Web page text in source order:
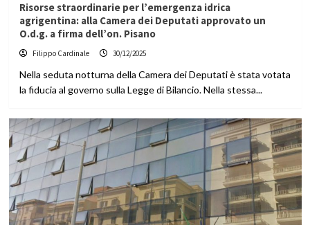
Risorse straordinarie per l’emergenza idrica
agrigentina: alla Camera dei Deputati approvato un
O.d.g. a firma dell’on. Pisano
Filippo Cardinale 30/12/2025
Nella seduta notturna della Camera dei Deputati è stata votata
la fiducia al governo sulla Legge di Bilancio. Nella stessa...